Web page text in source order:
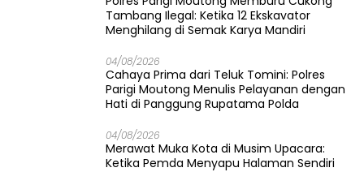
Tambang Ilegal: Ketika 12 Ekskavator
Menghilang di Semak Karya Mandiri
04/08/2026
Cahaya Prima dari Teluk Tomini: Polres
Parigi Moutong Menulis Pelayanan dengan
Hati di Panggung Rupatama Polda
04/08/2026
Merawat Muka Kota di Musim Upacara:
Ketika Pemda Menyapu Halaman Sendiri